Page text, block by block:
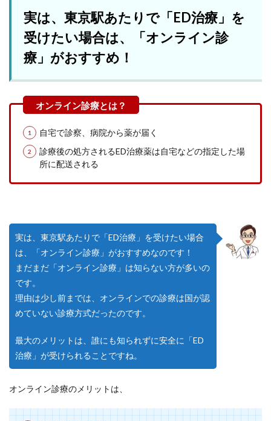
実は、東京駅あたりで「ED治療」を
受けたい場合は、「オンライン診
療」がおすすめ！
自宅で診察、病院から薬が届く
診療後の処方されるED治療薬は自宅などの指定した場
所に配送される
実は、東京駅あたりで「ED治療」を受けたい場合
は、「オンライン診療」がおすすめなのです！
まだまだ「オンライン診療」は知らない方が多いの
です。
理由は少し前までは、オンラインでの診療は国が認
めていない診療方式だったのです。
最大のメリットは、誰にも知られずに安全に「ED
治療」が受けられることですね。
オンライン診療のメリットは、